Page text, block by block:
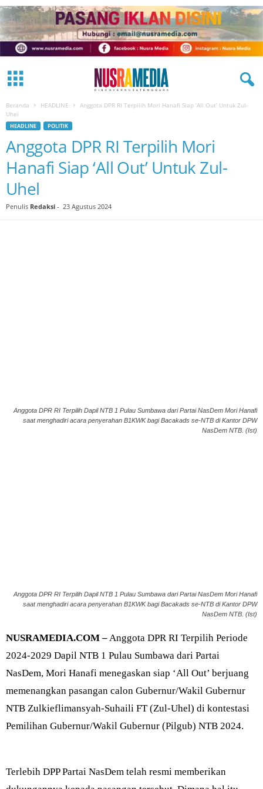
Beranda HEADLINE
Anggota DPR RI Terpilih Mori Hanafi Siap ‘All Out’ Untuk Zul-
Uhel
HEADLINE POLITIK
Anggota DPR RI Terpilih Mori
Hanafi Siap ‘All Out’ Untuk Zul-
Uhel
Penulis Redaksi - 23 Agustus 2024
Anggota DPR RI Terpilih Dapil NTB 1 Pulau Sumbawa dari Partai NasDem Mori Hanafi
saat menghadiri acara penyerahan B1KWK bagi Bacakads se-NTB di Kantor DPW
NasDem NTB. (Ist)
Anggota DPR RI Terpilih Dapil NTB 1 Pulau Sumbawa dari Partai NasDem Mori Hanafi
saat menghadiri acara penyerahan B1KWK bagi Bacakads se-NTB di Kantor DPW
NasDem NTB. (Ist)
NUSRAMEDIA.COM – Anggota DPR RI Terpilih Periode
2024-2029 Dapil NTB 1 Pulau Sumbawa dari Partai
NasDem, Mori Hanafi menegaskan siap ‘All Out’ berjuang
memenangkan pasangan calon Gubernur/Wakil Gubernur
NTB Zulkieflimansyah-Suhaili FT (Zul-Uhel) di kontestasi
Pemilihan Gubernur/Wakil Gubernur (Pilgub) NTB 2024.
Terlebih DPP Partai NasDem telah resmi memberikan